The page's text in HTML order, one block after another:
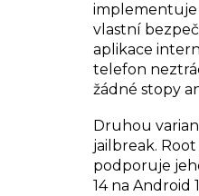
implementuje
vlastní
aplikace
telefon
žádné stopy
Druhou
jailbreak.
podporuje
14 na